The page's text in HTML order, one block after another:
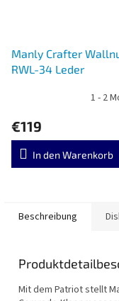
Manly Crafter
RWL-34 Leder
1 - 2
€119
In den Warenkorb
Beschreibung
Mit dem Patriot stellt